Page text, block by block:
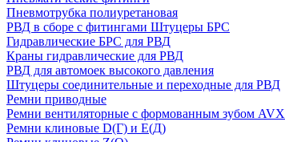
Пневмотрубка полиуретановая
РВД в сборе с фитингами Штуцеры БРС
Гидравлические БРС для РВД
Краны гидравлические для РВД
РВД для автомоек высокого давления
Штуцеры соединительные и переходные для РВД
Ремни приводные
Ремни вентиляторные с формованным зубом AVX
Ремни клиновые D(Г) и Е(Д)